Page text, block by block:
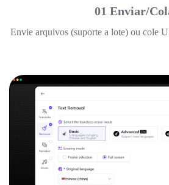
01 Enviar/
Envie arquivos (suporte a lote) ou cole